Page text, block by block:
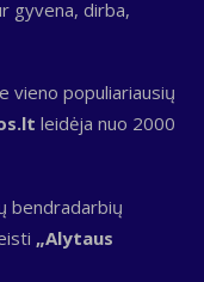
gyvena, dirba,
vieno populiariausių
leidėja nuo 2000
bendradarbių
„Alytaus